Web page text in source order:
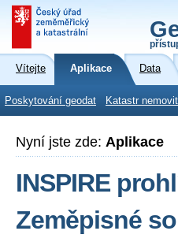
Vítejte Aplikace Data
Poskytování geodat Katastr
Nyní jste zde: Aplikace
INSPIRE
Zeměpisné